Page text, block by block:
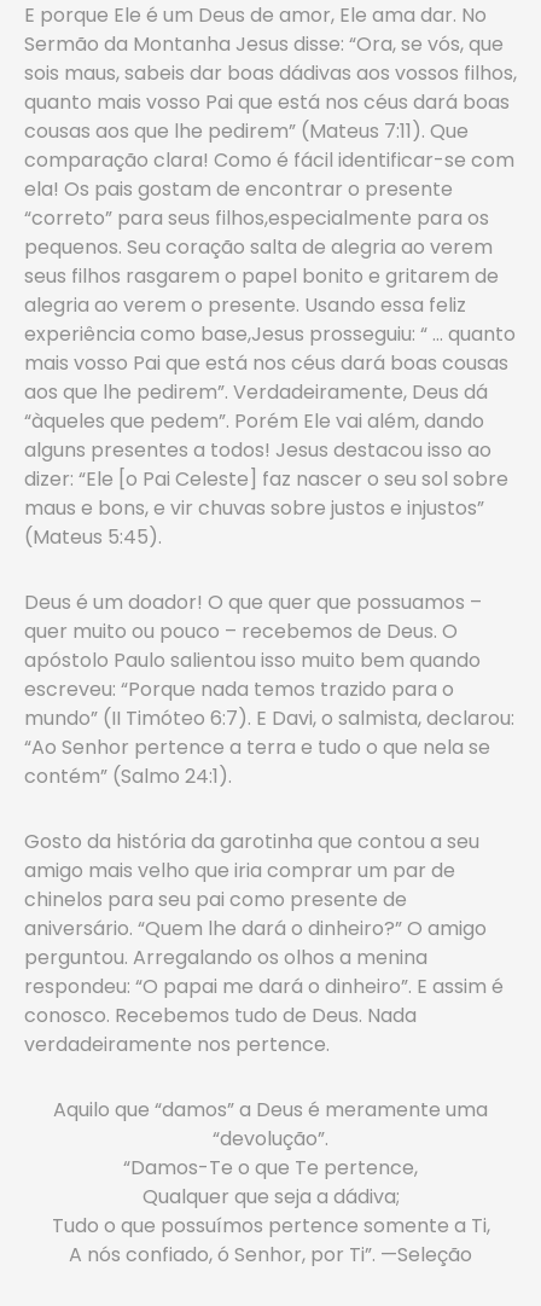
E porque Ele é um Deus de amor, Ele ama dar. No
Sermão da Montanha Jesus disse: “Ora, se vós, que
sois maus, sabeis dar boas dádivas aos vossos filhos,
quanto mais vosso Pai que está nos céus dará boas
cousas aos que lhe pedirem” (Mateus 7:11). Que
comparação clara! Como é fácil identificar-se com
ela! Os pais gostam de encontrar o presente
“correto” para seus filhos,especialmente para os
pequenos. Seu coração salta de alegria ao verem
seus filhos rasgarem o papel bonito e gritarem de
alegria ao verem o presente. Usando essa feliz
experiência como base,Jesus prosseguiu: “ … quanto
mais vosso Pai que está nos céus dará boas cousas
aos que lhe pedirem”. Verdadeiramente, Deus dá
“àqueles que pedem”. Porém Ele vai além, dando
alguns presentes a todos! Jesus destacou isso ao
dizer: “Ele [o Pai Celeste] faz nascer o seu sol sobre
maus e bons, e vir chuvas sobre justos e injustos”
(Mateus 5:45).
Deus é um doador! O que quer que possuamos –
quer muito ou pouco – recebemos de Deus. O
apóstolo Paulo salientou isso muito bem quando
escreveu: “Porque nada temos trazido para o
mundo” (II Timóteo 6:7). E Davi, o salmista, declarou:
“Ao Senhor pertence a terra e tudo o que nela se
contém” (Salmo 24:1).
Gosto da história da garotinha que contou a seu
amigo mais velho que iria comprar um par de
chinelos para seu pai como presente de
aniversário. “Quem lhe dará o dinheiro?” O amigo
perguntou. Arregalando os olhos a menina
respondeu: “O papai me dará o dinheiro”. E assim é
conosco. Recebemos tudo de Deus. Nada
verdadeiramente nos pertence.
Aquilo que “damos” a Deus é meramente uma
“devolução”.
“Damos-Te o que Te pertence,
Qualquer que seja a dádiva;
Tudo o que possuímos pertence somente a Ti,
A nós confiado, ó Senhor, por Ti”. —Seleção